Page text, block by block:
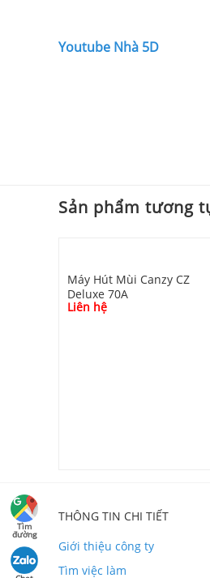
Youtube Nhà 5D
Sản phẩm tương
Máy Hút Mùi Canzy CZ
Deluxe 70A
Liên hệ
THÔNG TIN CHI TIẾT
Giới thiệu công ty
Tìm việc làm
Tìm
đường